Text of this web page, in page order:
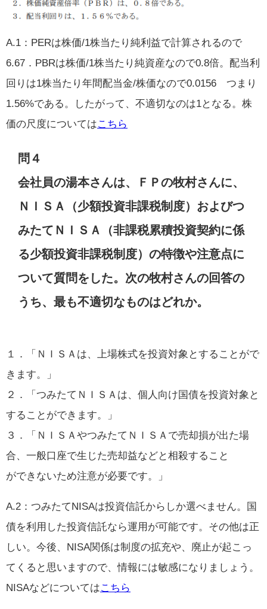
A.1：PERは株価/1株当たり純利益で計算されるので
6.67．PBRは株価/1株当たり純資産なので0.8倍。配当利
回りは1株当たり年間配当金/株価なので0.0156 つまり
1.56%である。したがって、不適切なのは1となる。株
価の尺度については こちら
問４
会社員の湯本さんは、ＦＰの牧村さんに、
ＮＩＳＡ（少額投資非課税制度）およびつ
みたてＮＩＳＡ（非課税累積投資契約に係
る少額投資非課税制度）の特徴や注意点に
ついて質問をした。次の牧村さんの回答の
うち、最も不適切なものはどれか。
１．「ＮＩＳＡは、上場株式を投資対象とすることがで
きます。」
２．「つみたてＮＩＳＡは、個人向け国債を投資対象と
することができます。」
３．「ＮＩＳＡやつみたてＮＩＳＡで売却損が出た場
合、一般口座で生じた売却益などと相殺すること
ができないため注意が必要です。」
A.2：つみたてNISAは投資信託からしか選べません。国
債を利用した投資信託なら運用が可能です。その他は正
しい。今後、NISA関係は制度の拡充や、廃止が起こっ
てくると思いますので、情報には敏感になりましょう。
NISAなどについては こちら